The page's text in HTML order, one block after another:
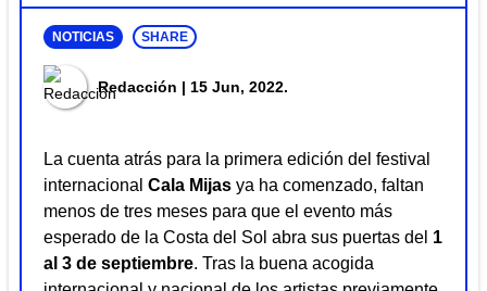
NOTICIAS SHARE
Redacción | 15 Jun, 2022.
La cuenta atrás para la primera edición del festival
internacional Cala Mijas ya ha comenzado, faltan
menos de tres meses para que el evento más
esperado de la Costa del Sol abra sus puertas del 1
al 3 de septiembre. Tras la buena acogida